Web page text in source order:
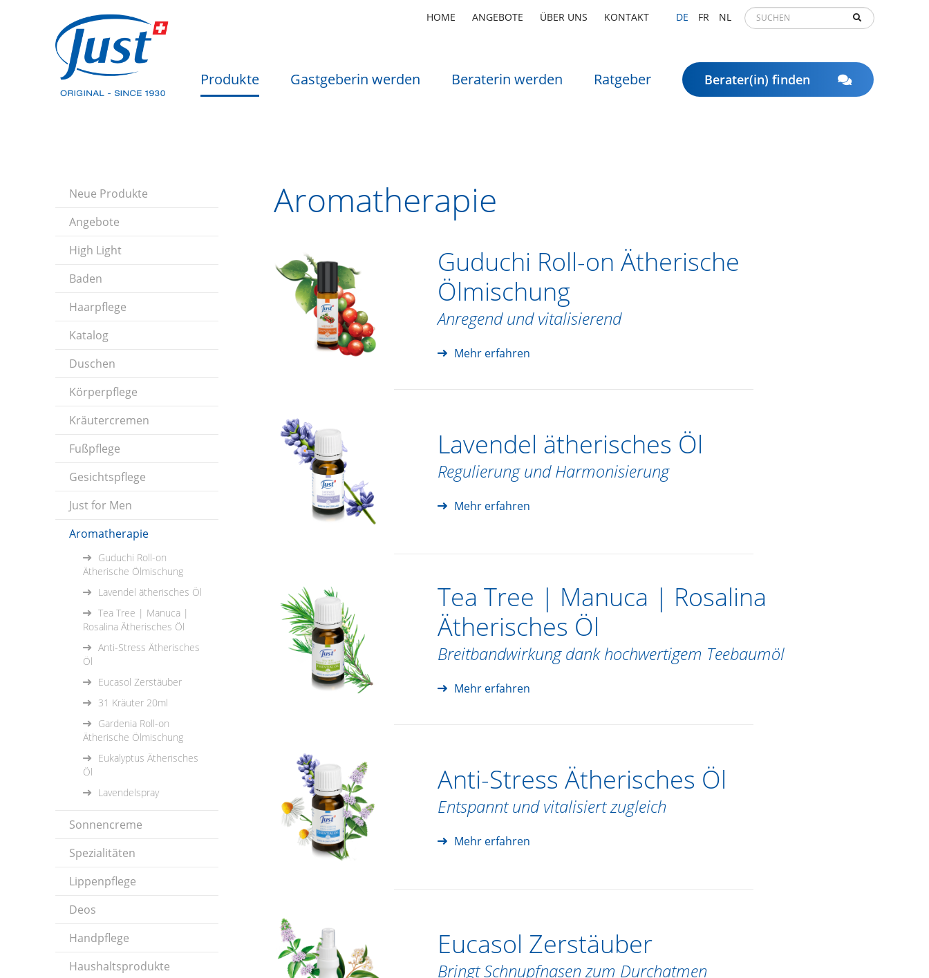
HOME ANGEBOTE ÜBER UNS KONTAKT DE FR NL
Produkte Gastgeberin werden Beraterin werden Ratgeber Berater(in) finden
Neue Produkte
Angebote
High Light
Baden
Haarpflege
Katalog
Duschen
Körperpflege
Kräutercremen
Fußpflege
Gesichtspflege
Just for Men
Aromatherapie
Guduchi Roll-on
Ätherische Ölmischung
Lavendel ätherisches Öl
Tea Tree | Manuca |
Rosalina Ätherisches Öl
Anti-Stress Ätherisches
Öl
Eucasol Zerstäuber
31 Kräuter 20ml
Gardenia Roll-on
Ätherische Ölmischung
Eukalyptus Ätherisches
Öl
Lavendelspray
Sonnencreme
Spezialitäten
Lippenpflege
Deos
Handpflege
Haushaltsprodukte
Aromatherapie
Guduchi Roll-on Ätherische
Ölmischung
Anregend und vitalisierend
Mehr erfahren
Lavendel ätherisches Öl
Regulierung und Harmonisierung
Mehr erfahren
Tea Tree | Manuca | Rosalina
Ätherisches Öl
Breitbandwirkung dank hochwertigem Teebaumöl
Mehr erfahren
Anti-Stress Ätherisches Öl
Entspannt und vitalisiert zugleich
Mehr erfahren
Eucasol Zerstäuber
Bringt Schnupfnasen zum Durchatmen